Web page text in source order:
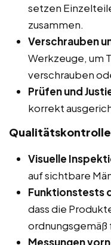
setzen
zusammen.
Verschrauben
Werkzeuge, um
verschrauben
Prüfen und
korrekt
Qualitätskontrolle
Visuelle
auf sichtbare
Funktionstests
dass die
Messungen